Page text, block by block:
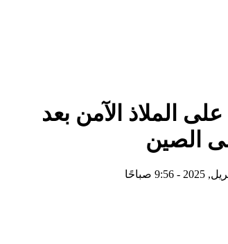
الملاذ الآمن بعد
الصين